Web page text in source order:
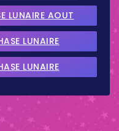
LUNAIRE AOUT
LUNAIRE
LUNAIRE